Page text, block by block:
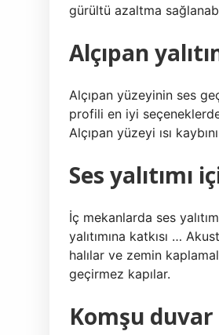
gürültü azaltma
Alçıpan
Alçıpan yüzeyinin ses
profili en iyi
Alçıpan yüzeyi ısı
Ses yalıtımı
İç mekanlarda ses
yalıtımına katkısı …
halılar ve zemin
geçirmez kapılar.
Komşu duvar